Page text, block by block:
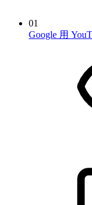
01
Google 用